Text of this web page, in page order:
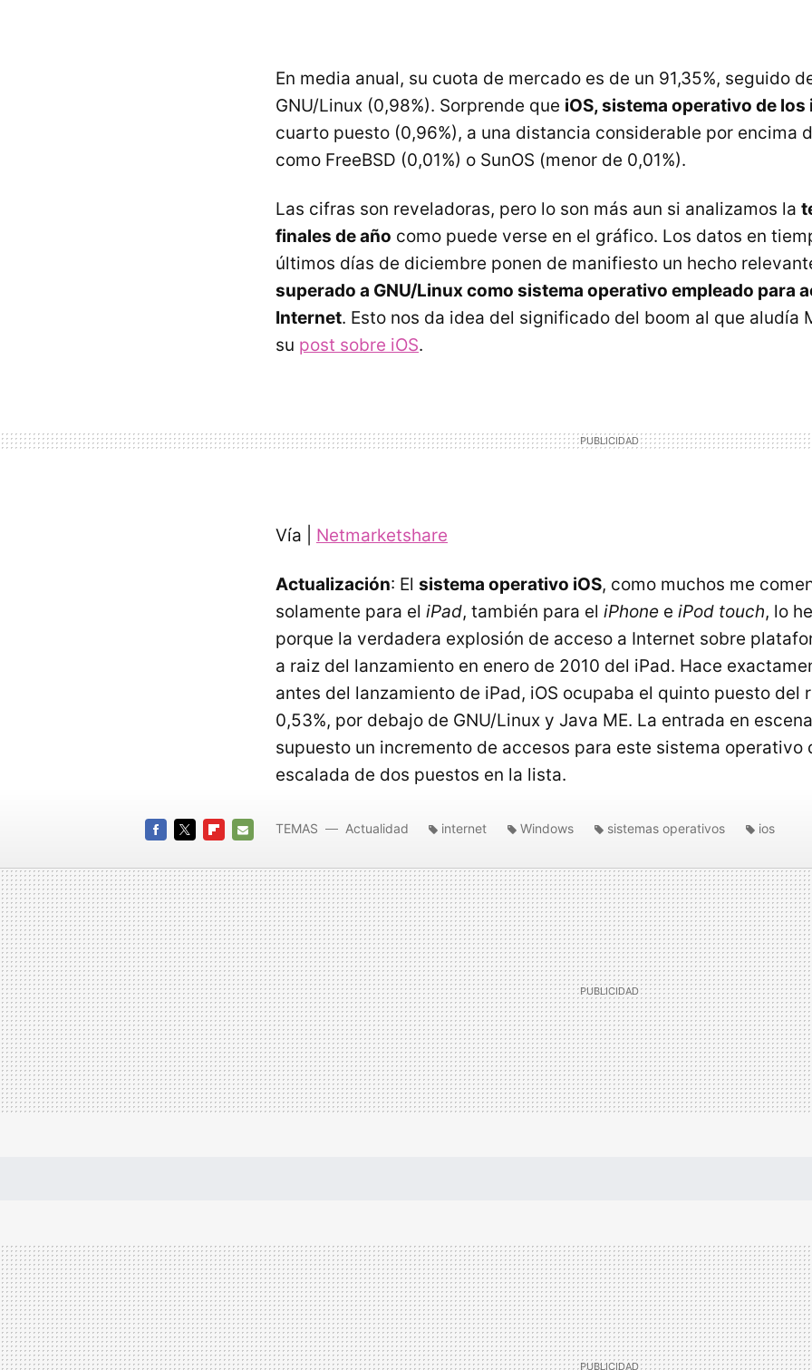
En media anual, su cuota de mercado es de un 91,35%, seguido
GNU/Linux (0,98%). Sorprende que iOS, sistema operativo de los
cuarto puesto (0,96%), a una distancia considerable por encima
como FreeBSD (0,01%) o SunOS (menor de 0,01%).
Las cifras son reveladoras, pero lo son más aun si analizamos la
finales de año como puede verse en el gráfico. Los datos en
últimos días de diciembre ponen de manifiesto un hecho
superado a GNU/Linux como sistema operativo empleado para
Internet. Esto nos da idea del significado del boom al que aludía
su post sobre iOS.
Vía | Netmarketshare
Actualización: El sistema operativo iOS, como muchos me
solamente para el iPad, también para el iPhone e iPod touch, lo
porque la verdadera explosión de acceso a Internet sobre
a raiz del lanzamiento en enero de 2010 del iPad. Hace
antes del lanzamiento de iPad, iOS ocupaba el quinto puesto del
0,53%, por debajo de GNU/Linux y Java ME. La entrada en
supuesto un incremento de accesos para este sistema operativo
escalada de dos puestos en la lista.
MAIL
TEMAS Actualidad internet Windows sistemas operativos ios